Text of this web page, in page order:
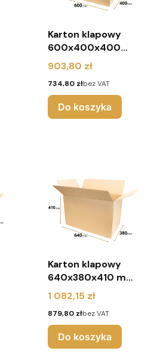
Karton klapowy
600x400x400
mm (paleta 140
sztuk)
Cena
903,80 zł
Cena
734,80 złbez VAT
Do koszyka
Karton klapowy
640x380x410 mm
(paleta 330 sztuk)
Cena
1 082,15 zł
Cena
879,80 złbez VAT
Do koszyka